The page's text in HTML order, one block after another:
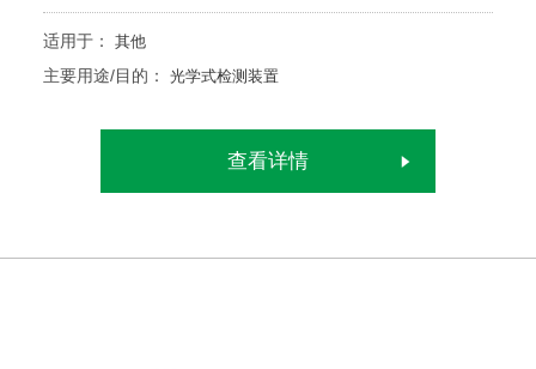
适用于： 其他
主要用途/目的： 光学式检测装置
查看详情